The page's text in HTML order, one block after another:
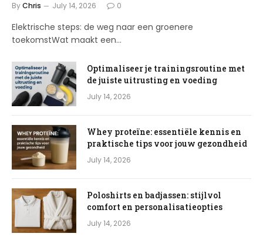
ByChris July 14, 2026 0
Elektrische steps: de weg naar een groenere
toekomstWat maakt een…
Optimaliseer je trainingsroutine met
de juiste uitrusting en voeding
July 14, 2026
Whey proteïne: essentiële kennis en
praktische tips voor jouw gezondheid
July 14, 2026
Poloshirts en badjassen: stijlvol
comfort en personalisatieopties
July 14, 2026